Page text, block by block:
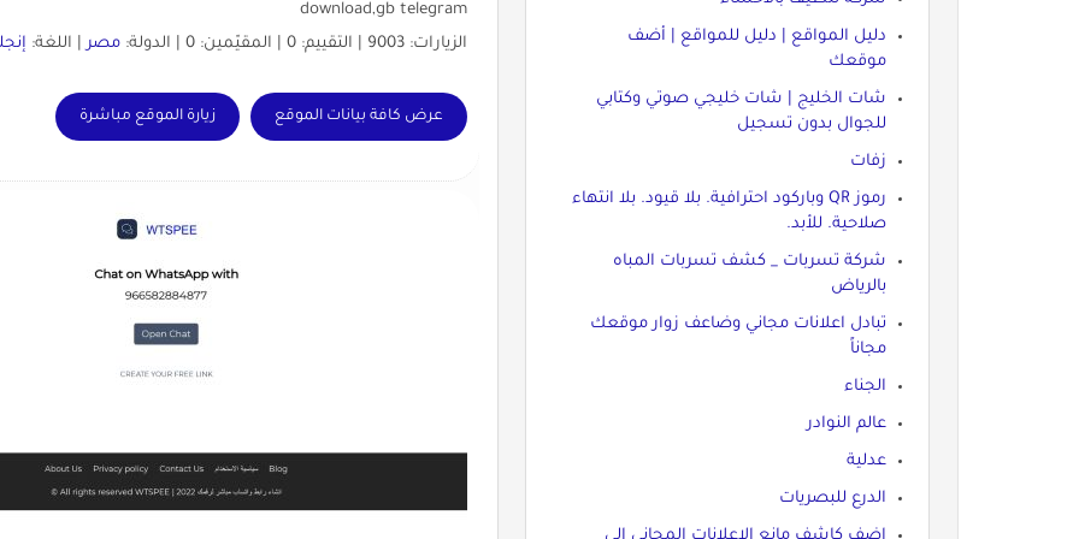
download,gb telegram
الزيارات: 9003 | التقييم: 0 | المقيّمين: 0 | الدولة:
مصر | اللغة:
عرض كافة بيانات الموقع زيارة الموقع مباشرة
دليل المواقع | دليل للمواقع | أضف
موقعك
شات الخليج | شات خليجي صوتي وكتابي
للجوال بدون تسجيل
زفات
رموز QR وباركود احترافية. بلا قيود. بلا انتهاء
صلاحية. للأبد.
شركة تسربات _ كشف تسربات المباه
بالرياض
تبادل اعلانات مجاني وضاعف زوار موقعك
مجاناً
الجناء
عالم النوادر
عدلية
الدرع للبصريات